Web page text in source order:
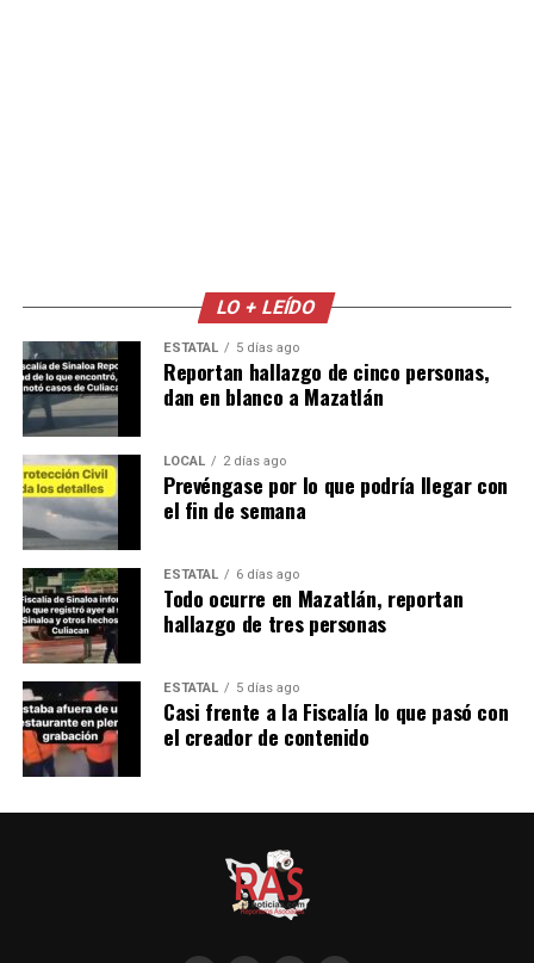
LO + LEÍDO
ESTATAL 5 días ago
Reportan hallazgo de cinco personas,
dan en blanco a Mazatlán
LOCAL 2 días ago
Prevéngase por lo que podría llegar con
el fin de semana
ESTATAL 6 días ago
Todo ocurre en Mazatlán, reportan
hallazgo de tres personas
ESTATAL 5 días ago
Casi frente a la Fiscalía lo que pasó con
el creador de contenido